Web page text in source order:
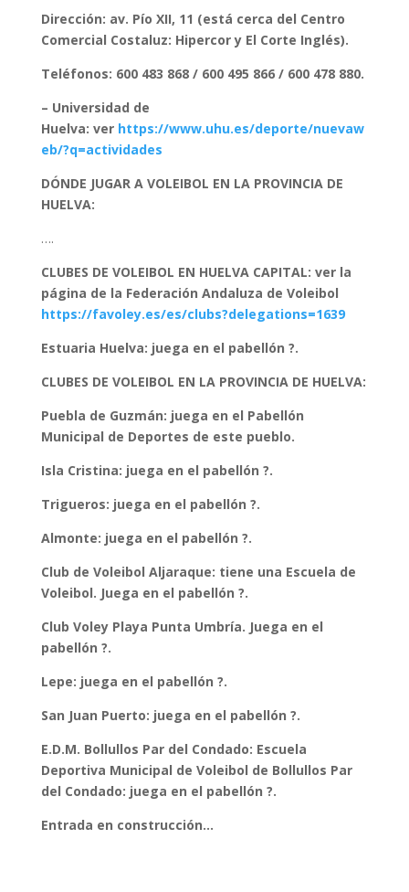
Dirección: av. Pío XII, 11 (está cerca del Centro
Comercial Costaluz: Hipercor y El Corte Inglés).
Teléfonos: 600 483 868 / 600 495 866 / 600 478 880.
– Universidad de
Huelva: ver https://www.uhu.es/deporte/nuevaw
eb/?q=actividades
DÓNDE JUGAR A VOLEIBOL EN LA PROVINCIA DE
HUELVA:
….
CLUBES DE VOLEIBOL EN HUELVA CAPITAL: ver la
página de la Federación Andaluza de Voleibol
https://favoley.es/es/clubs?delegations=1639
Estuaria Huelva: juega en el pabellón ?.
CLUBES DE VOLEIBOL EN LA PROVINCIA DE HUELVA:
Puebla de Guzmán: juega en el Pabellón
Municipal de Deportes de este pueblo.
Isla Cristina: juega en el pabellón ?.
Trigueros: juega en el pabellón ?.
Almonte: juega en el pabellón ?.
Club de Voleibol Aljaraque: tiene una Escuela de
Voleibol. Juega en el pabellón ?.
Club Voley Playa Punta Umbría. Juega en el
pabellón ?.
Lepe: juega en el pabellón ?.
San Juan Puerto: juega en el pabellón ?.
E.D.M. Bollullos Par del Condado: Escuela
Deportiva Municipal de Voleibol de Bollullos Par
del Condado: juega en el pabellón ?.
Entrada en construcción…